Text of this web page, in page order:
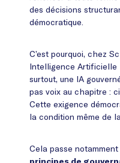
des décisions
démocratique.
C’est pourquoi, chez
Intelligence Artificielle
surtout, une IA
pas voix au chapitre :
Cette exigence
la condition même de
Cela passe